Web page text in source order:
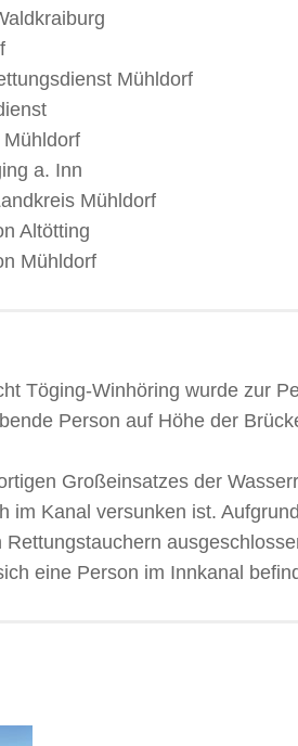
Mühldorf
a. Inn
Mühldorf
Altötting
Mühldorf
Töging-Winhöring wurde zur
Person auf Höhe der
Großeinsatzes der
im Kanal versunken ist.
Rettungstauchern
eine Person im Innkanal